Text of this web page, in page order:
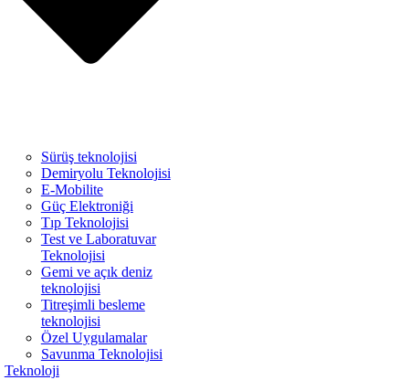
Sürüş teknolojisi
Demiryolu Teknolojisi
E-Mobilite
Güç Elektroniği
Tıp Teknolojisi
Test ve Laboratuvar
Teknolojisi
Gemi ve açık deniz
teknolojisi
Titreşimli besleme
teknolojisi
Özel Uygulamalar
Savunma Teknolojisi
Teknoloji